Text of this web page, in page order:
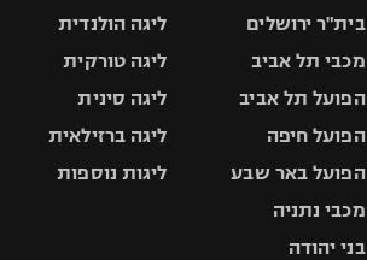
בית"ר ירושלים
מכבי תל אביב
הפועל תל אביב
הפועל חיפה
הפועל באר שבע
מכבי נתניה
בני יהודה
ליגה הולנדית
ליגה טורקית
ליגה סינית
ליגה ברזילאית
ליגות נוספות